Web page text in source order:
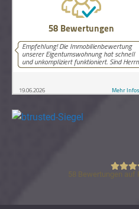
Lutz
58 Bewertungen auf